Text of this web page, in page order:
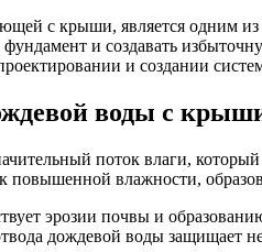
с крыши, является одним
и создавать
и создании
воды с
поток влаги,
повышенной влажности,
эрозии почвы и
дождевой воды защищает